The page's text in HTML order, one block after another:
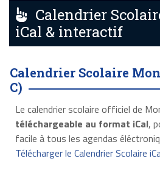
Calendrier
iCal & interactif
Calendrier Scolaire
C)
Le calendrier scolaire officiel de
téléchargeable au format iCal,
facile à tous les agendas
Télécharger le Calendrier Scolaire